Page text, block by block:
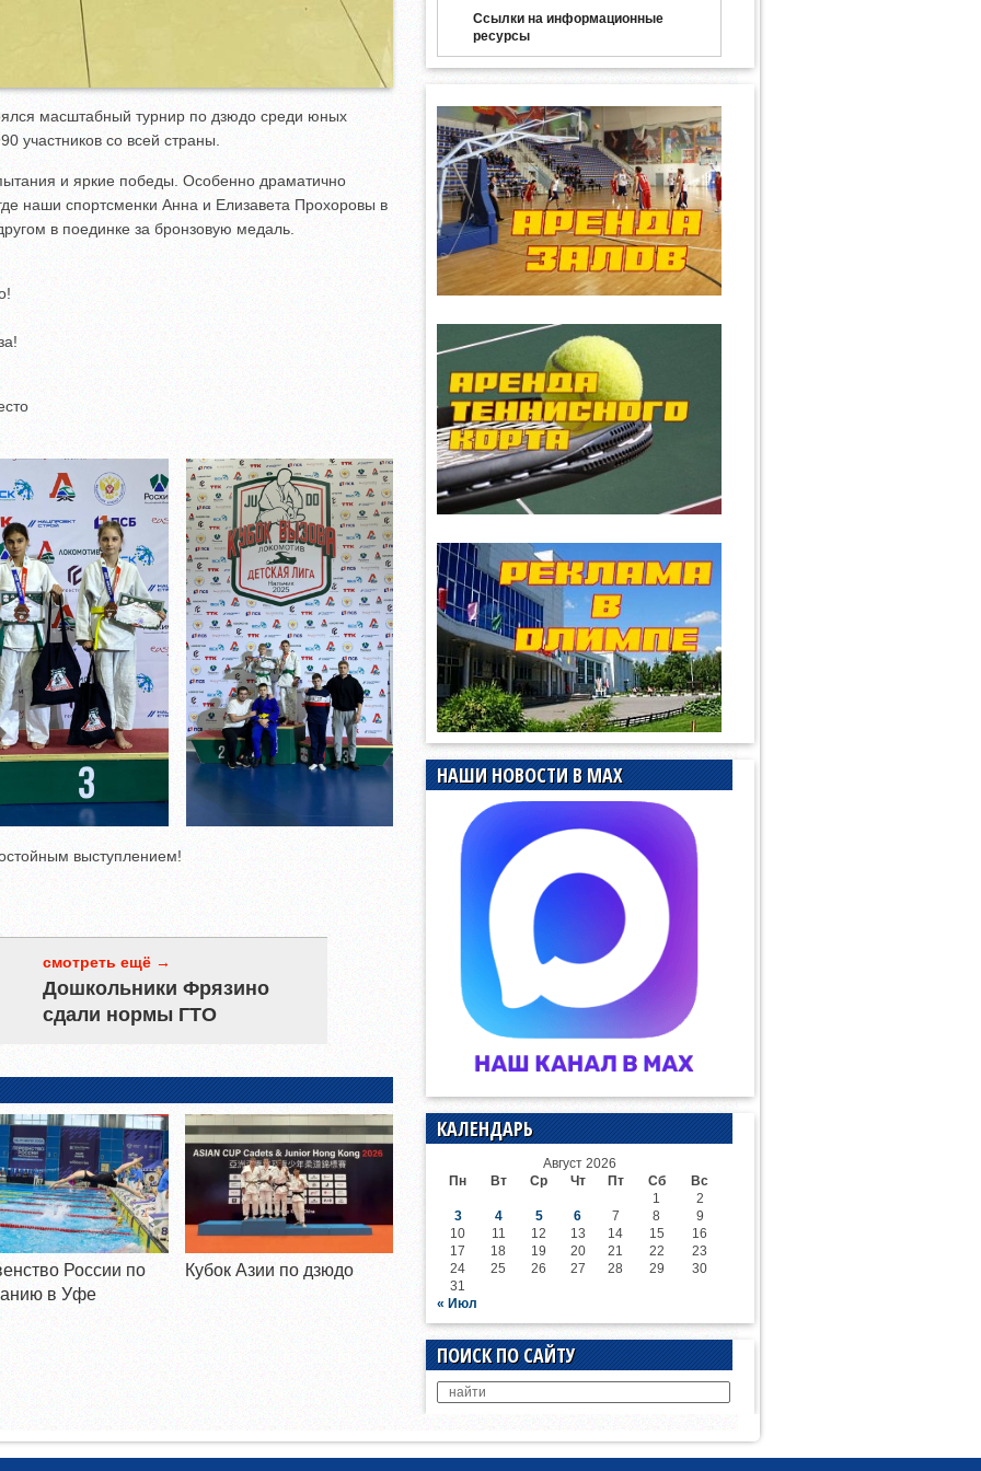
масштабный турнир по дзюдо среди юных
участников со всей страны.
и яркие победы. Особенно драматично
наши спортсменки Анна и Елизавета Прохоровы в
в поединке за бронзовую медаль.
выступлением!
смотреть ещё →
Дошкольники Фрязино
сдали нормы ГТО
России по
в Уфе
Кубок Азии по дзюдо
Ссылки на информационные
ресурсы
НАШИ НОВОСТИ В MAX
КАЛЕНДАРЬ
Август 2026
Пн
Вт Ср Чт Пт Сб
Вс
1
2
3
4 5 6 7 8
9
10
11 12 13 14 15
16
17
18 19 20 21 22
23
24
25 26 27 28 29
30
31
« Июл
ПОИСК ПО САЙТУ